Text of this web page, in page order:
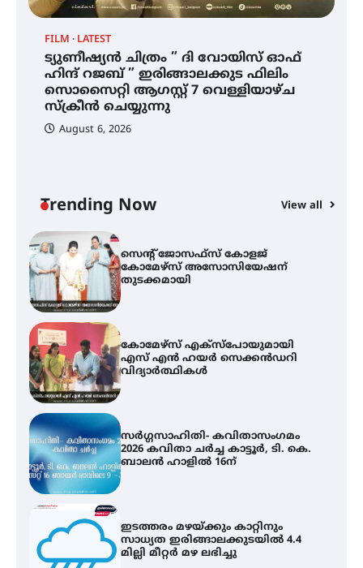
FILM LATEST
ട്യുണീഷ്യൻ ചിത്രം ” ദി വോയിസ് ഓഫ്
ഹിന്ദ് റജബ് ” ഇരിങ്ങാലക്കുട ഫിലിം
സൊസൈറ്റി ആഗസ്റ്റ് 7 വെള്ളിയാഴ്ച
സ്‌ക്രീൻ ചെയ്യുന്നു
August 6, 2026
Trending Now View all
നേട്ടം പ്രതിസന്ധികളോട് പൊരുതി
ട്യുണീഷ്യൻ ചിത്രം ” ദി വോയിസ്
ഓഫ് ഹിന്ദ് റജബ് ” ഇരിങ്ങാലക്കുട
ഫിലിം സൊസൈറ്റി ആഗസ്റ്റ് 7
വെള്ളിയാഴ്ച സ്‌ക്രീൻ ചെയ്യുന്നു
കോമേഴ്സ് എക്സ്പോയുമായി
എസ് എൻ ഹയർ സെക്കൻഡറി
വിദ്യാർത്ഥികൾ
സർഗ്ഗസാഹിതി- കവിതാസംഗമം
2026 കവിതാ ചർച്ച കാട്ടൂർ, ടി. കെ.
ബാലൻ ഹാളിൽ 16ന്
ഇടത്തരം മഴയ്ക്കും കാറ്റിനും
സാധ്യത ഇരിങ്ങാലക്കുടയിൽ 4.4
മില്ലി മീറ്റർ മഴ ലഭിച്ചു
ഐ.ഐ.ടി മദ്രാസ്സിൽ നിന്നും
ഡോക്ടറേറ്റ് – ഇരിങ്ങാലക്കുട
സ്വദേശി ആതിര എം കെ യുടെ
നേട്ടം പ്രതിസന്ധികളോട് പൊരുതി